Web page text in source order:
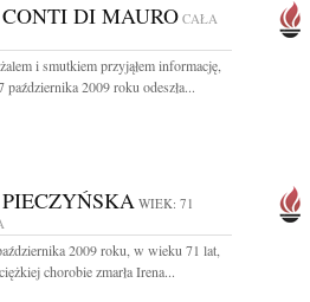
DI MAURO CAŁA
i smutkiem przyjąłem informację,
października 2009 roku odeszła...
WIEK: 71
2009 roku, w wieku 71 lat,
chorobie zmarła Irena...